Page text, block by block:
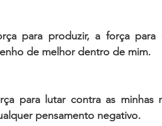
para produzir, a força
de melhor dentro de mim.
para lutar contra as
pensamento negativo.